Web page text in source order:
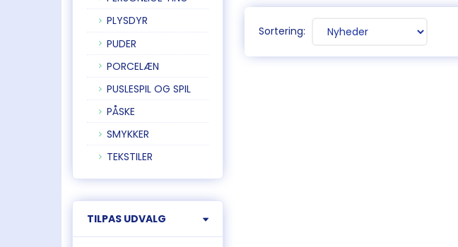
PLYSDYR
PUDER
PORCELÆN
PUSLESPIL OG SPIL
PÅSKE
SMYKKER
TEKSTILER
TILPAS UDVALG
Sortering: